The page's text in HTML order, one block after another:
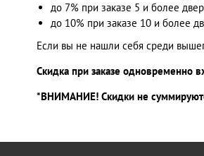
до 7% при заказе 5 и более
до 10% при заказе 10 и более
Если вы не нашли себя среди
Скидка при заказе одновременно
*ВНИМАНИЕ! Скидки не